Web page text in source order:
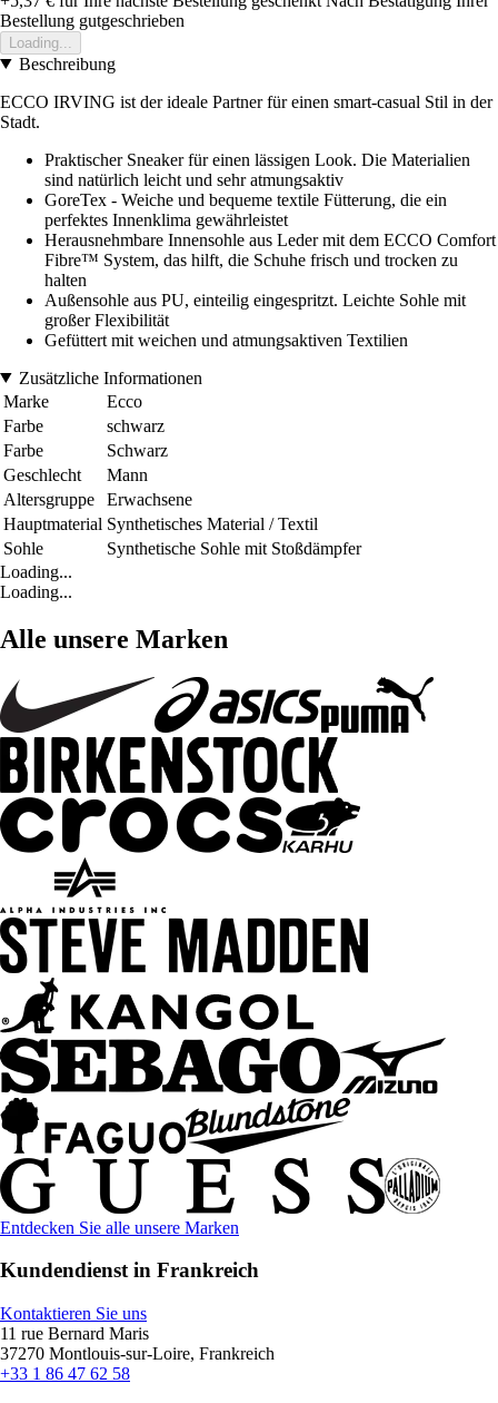
Bestellung gutgeschrieben
Loading...
Beschreibung
ECCO IRVING ist der ideale Partner für einen smart-casual Stil in der
Stadt.
Praktischer Sneaker für einen lässigen Look. Die Materialien
sind natürlich leicht und sehr atmungsaktiv
GoreTex - Weiche und bequeme textile Fütterung, die ein
perfektes Innenklima gewährleistet
Herausnehmbare Innensohle aus Leder mit dem ECCO Comfort
Fibre™ System, das hilft, die Schuhe frisch und trocken zu
halten
Außensohle aus PU, einteilig eingespritzt. Leichte Sohle mit
großer Flexibilität
Gefüttert mit weichen und atmungsaktiven Textilien
Zusätzliche Informationen
Marke
Ecco
Farbe
schwarz
Farbe
Schwarz
Geschlecht
Mann
Altersgruppe
Erwachsene
Hauptmaterial Synthetisches Material / Textil
Sohle
Synthetische Sohle mit Stoßdämpfer
Loading...
Loading...
Alle unsere Marken
Entdecken Sie alle unsere Marken
Kundendienst in Frankreich
Kontaktieren Sie uns
11 rue Bernard Maris
37270 Montlouis-sur-Loire, Frankreich
+33 1 86 47 62 58